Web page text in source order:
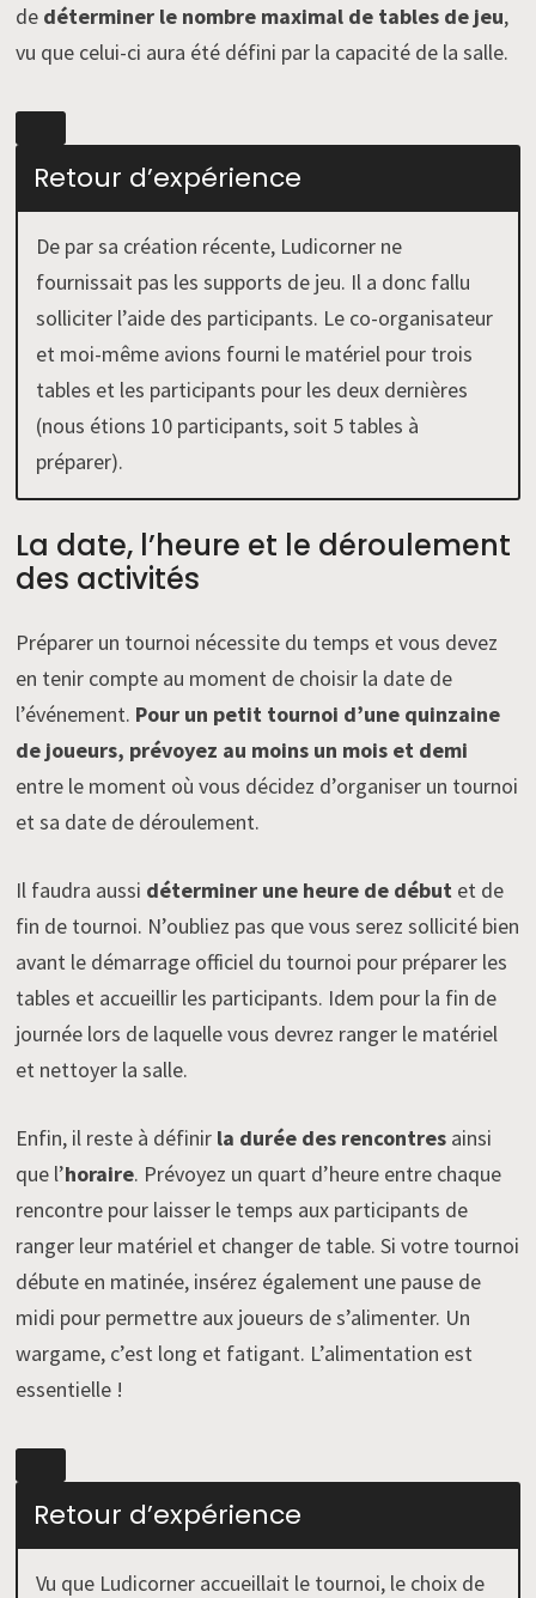
de déterminer le nombre maximal de tables de jeu,
vu que celui-ci aura été défini par la capacité de la salle.
Retour d’expérience
De par sa création récente, Ludicorner ne
fournissait pas les supports de jeu. Il a donc fallu
solliciter l’aide des participants. Le co-organisateur
et moi-même avions fourni le matériel pour trois
tables et les participants pour les deux dernières
(nous étions 10 participants, soit 5 tables à
préparer).
La date, l’heure et le déroulement
des activités
Préparer un tournoi nécessite du temps et vous devez
en tenir compte au moment de choisir la date de
l’événement. Pour un petit tournoi d’une quinzaine
de joueurs, prévoyez au moins un mois et demi
entre le moment où vous décidez d’organiser un tournoi
et sa date de déroulement.
Il faudra aussi déterminer une heure de début et de
fin de tournoi. N’oubliez pas que vous serez sollicité bien
avant le démarrage officiel du tournoi pour préparer les
tables et accueillir les participants. Idem pour la fin de
journée lors de laquelle vous devrez ranger le matériel
et nettoyer la salle.
Enfin, il reste à définir la durée des rencontres ainsi
que l’horaire. Prévoyez un quart d’heure entre chaque
rencontre pour laisser le temps aux participants de
ranger leur matériel et changer de table. Si votre tournoi
débute en matinée, insérez également une pause de
midi pour permettre aux joueurs de s’alimenter. Un
wargame, c’est long et fatigant. L’alimentation est
essentielle !
Retour d’expérience
Vu que Ludicorner accueillait le tournoi, le choix de